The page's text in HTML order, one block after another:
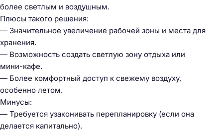
более светлым и воздушным.
Плюсы такого решения:
— Значительное увеличение рабочей зоны и места для
хранения.
— Возможность создать светлую зону отдыха или
мини-кафе.
— Более комфортный доступ к свежему воздуху,
особенно летом.
Минусы:
— Требуется узаконивать перепланировку (если она
делается капитально).